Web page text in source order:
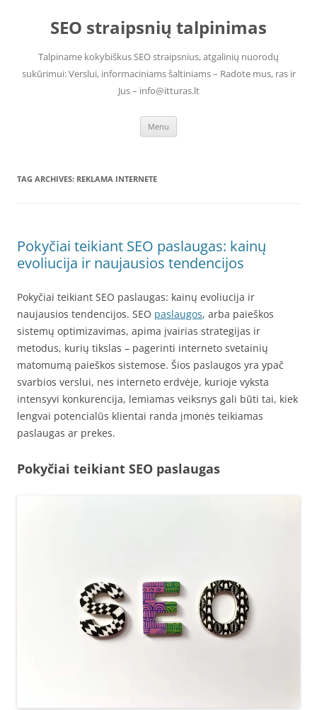
contentSEO straipsnių talpinimas
Talpiname kokybiškus SEO straipsnius, atgalinių nuorodų
sukūrimui: Verslui, informaciniams šaltiniams – Radote mus, ras ir
Jus – info@itturas.lt
Menu
TAG ARCHIVES: REKLAMA INTERNETE
Pokyčiai teikiant SEO paslaugas: kainų
evoliucija ir naujausios tendencijos
Pokyčiai teikiant SEO paslaugas: kainų evoliucija ir
naujausios tendencijos. SEO paslaugos, arba paieškos
sistemų optimizavimas, apima įvairias strategijas ir
metodus, kurių tikslas – pagerinti interneto svetainių
matomumą paieškos sistemose. Šios paslaugos yra ypač
svarbios verslui, nes interneto erdvėje, kurioje vyksta
intensyvi konkurencija, lemiamas veiksnys gali būti tai, kiek
lengvai potencialūs klientai randa įmonės teikiamas
paslaugas ar prekes.
Pokyčiai teikiant SEO paslaugas